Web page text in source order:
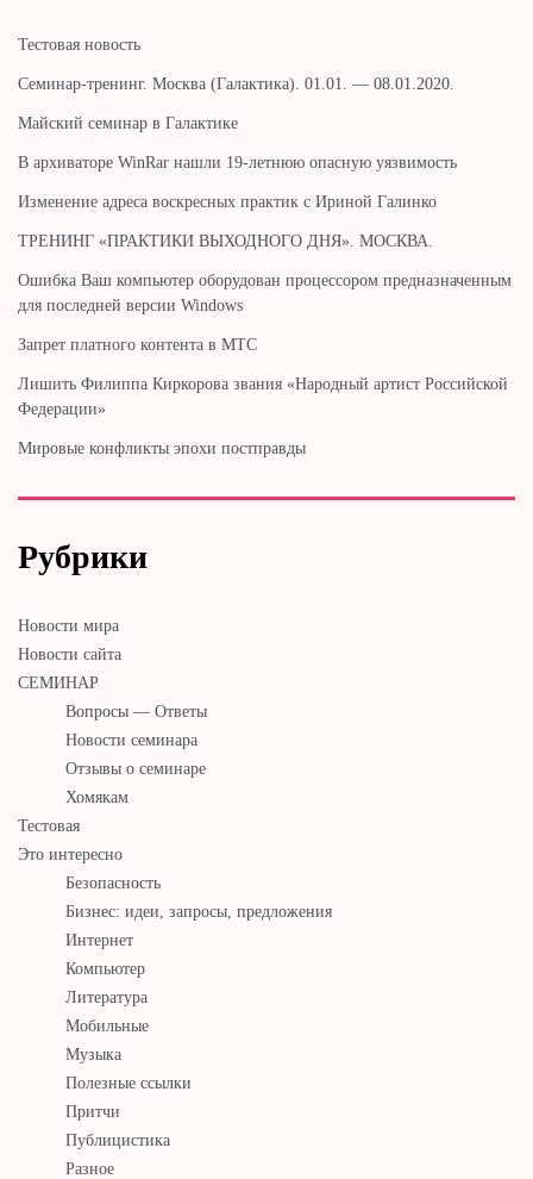
Тестовая новость
Cеминар-тренинг. Москва (Галактика). 01.01. — 08.01.2020.
Майский семинар в Галактике
В архиваторе WinRar нашли 19-летнюю опасную уязвимость
Изменение адреса воскресных практик с Ириной Галинко
ТРЕНИНГ «ПРАКТИКИ ВЫХОДНОГО ДНЯ». МОСКВА.
Ошибка Ваш компьютер оборудован процессором предназначенным
для последней версии Windows
Запрет платного контента в МТС
Лишить Филиппа Киркорова звания «Народный артист Российской
Федерации»
Мировые конфликты эпохи постправды
Рубрики
Новости мира
Новости сайта
СЕМИНАР
Вопросы — Ответы
Новости семинара
Отзывы о семинаре
Хомякам
Тестовая
Это интересно
Безопасность
Бизнес: идеи, запросы, предложения
Интернет
Компьютер
Литература
Мобильные
Музыка
Полезные ссылки
Притчи
Публицистика
Разное